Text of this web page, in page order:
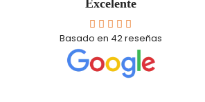
Excelente
Basado en 42reseñas
Hace 6 meses
Todo perfecto,buena
calidad /precio y envio rapido
bien embalado